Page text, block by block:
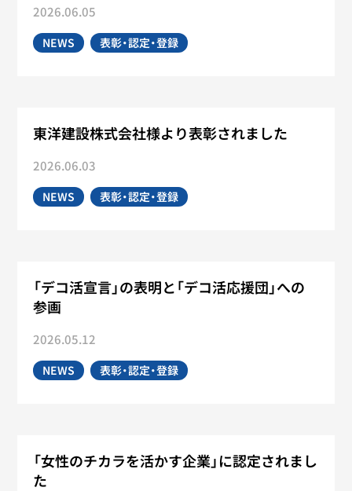
2026.06.05
NEWS 表彰・認定・登録
東洋建設株式会社様より表彰されました
2026.06.03
NEWS 表彰・認定・登録
「デコ活宣言」の表明と「デコ活応援団」への
参画
2026.05.12
NEWS 表彰・認定・登録
「女性のチカラを活かす企業」に認定されまし
た